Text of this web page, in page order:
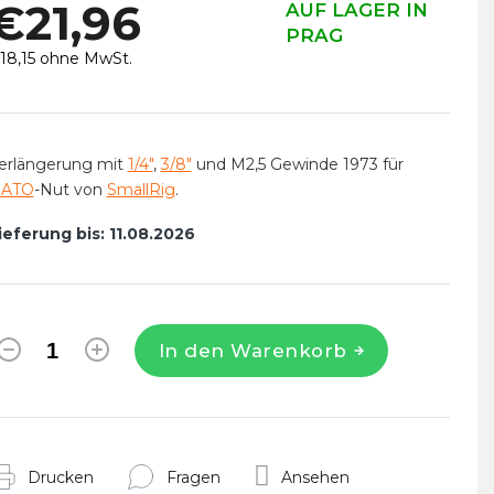
AUF LAGER IN
PRAG
ohne MwSt.
bis: 11.08.2026
In den Warenkorb
mit 1/4",3/8" und M2,5 Gewinde 1973 für
-Nut von SmallRig.
Drucken Fragen Ansehen